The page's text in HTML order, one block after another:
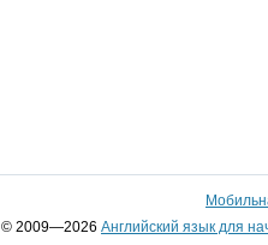
© 2009—2026 Английский язык для